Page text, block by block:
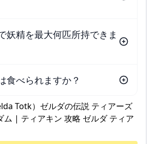
妖精を最大何匹所持できま
食べられますか？
Totk）ゼルダの伝説 ティアーズ
ム | ティアキン 攻略 ゼルダ ティア